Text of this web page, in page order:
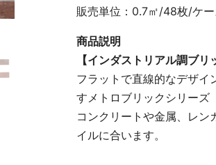
販売単位：0.7㎡/48枚/ケー
商品説明
【インダストリアル調ブリ
フラットで直線的なデザイ
すメトロブリックシリーズ
コンクリートや金属、レン
イルに合います。